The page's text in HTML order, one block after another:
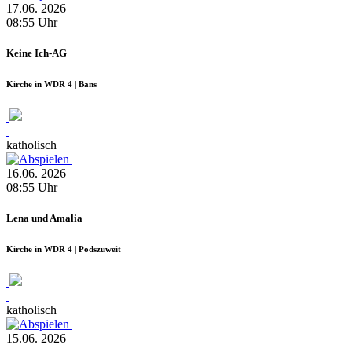
17.06. 2026
08:55 Uhr
Keine Ich-AG
Kirche in WDR 4 | Bans
katholisch
16.06. 2026
08:55 Uhr
Lena und Amalia
Kirche in WDR 4 | Podszuweit
katholisch
15.06. 2026